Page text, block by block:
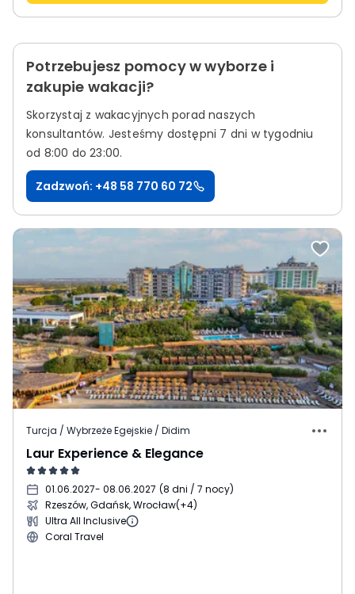
Potrzebujesz pomocy w wyborze i
zakupie wakacji?
Skorzystaj z wakacyjnych porad naszych
konsultantów. Jesteśmy dostępni 7 dni w tygodniu
od 8:00 do 23:00.
Zadzwoń: +48 58 770 60 72
Turcja / Wybrzeże Egejskie / Didim
Laur Experience & Elegance
01.06.2027- 08.06.2027 (8 dni / 7 nocy)
Rzeszów, Gdańsk, Wrocław(+4)
Ultra All Inclusive
Coral Travel